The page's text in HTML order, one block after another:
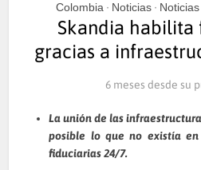
Colombia • Noticias •
Skandia habilita
gracias a
6 meses desde su
La unión de las
posible lo que no existía en
fiduciarias 24/7.